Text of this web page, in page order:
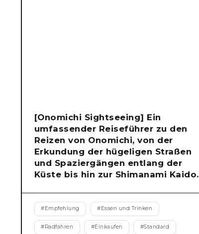
[Onomichi Sightseeing] Ein
umfassender Reiseführer zu den
Reizen von Onomichi, von der
Erkundung der hügeligen Straßen
und Spaziergängen entlang der
Küste bis hin zur Shimanami Kaido.
#Empfehlung #Essen und Trinken
#Radfahren #Einkaufen #Standard